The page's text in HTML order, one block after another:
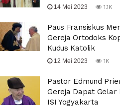
14 Mei 2023 1.1K
Paus Fransiskus
Gereja Ortodoks
Kudus Katolik
12 Mei 2023 1K
Pastor Edmund
Gereja Dapat Gelar
ISI Yogyakarta